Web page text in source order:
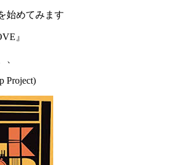
始めてみます
』
、
Project)